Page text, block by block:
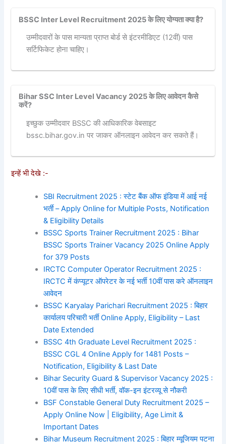
BSSC Inter Level Recruitment 2025 के लिए योग्यता क्या है?
उम्मीदवारों के पास मान्यता प्राप्त बोर्ड से इंटरमीडिएट (12वीं) पास
सर्टिफिकेट होना चाहिए।
Bihar SSC Inter Level Vacancy 2025 के लिए आवेदन कैसे
करें?
इच्छुक उम्मीदवार BSSC की आधिकारिक वेबसाइट
bssc.bihar.gov.in पर जाकर ऑनलाइन आवेदन कर सकते हैं।
इन्हें भी देखे :-
SBI Recruitment 2025 : स्टेट बैंक ऑफ इंडिया में आई नई
भर्ती – Apply Online for Multiple Posts, Notification
& Eligibility Details
BSSC Sports Trainer Recruitment 2025 : Bihar
BSSC Sports Trainer Vacancy 2025 Online Apply
for 379 Posts
IRCTC Computer Operator Recruitment 2025 :
IRCTC में कंप्यूटर ऑपरेटर के नई भर्ती 10वीं पास करे ऑनलाइन
आवेदन
BSSC Karyalay Parichari Recruitment 2025 : बिहार
कार्यालय परिचारी भर्ती Online Apply, Eligibility – Last
Date Extended
BSSC 4th Graduate Level Recruitment 2025 :
BSSC CGL 4 Online Apply for 1481 Posts –
Notification, Eligibility & Last Date
Bihar Security Guard & Supervisor Vacancy 2025 :
10वीं पास के लिए सीधी भर्ती, वॉक-इन इंटरव्यू से नौकरी
BSF Constable General Duty Recruitment 2025 –
Apply Online Now | Eligibility, Age Limit &
Important Dates
Bihar Museum Recruitment 2025 : बिहार म्यूजियम पटना